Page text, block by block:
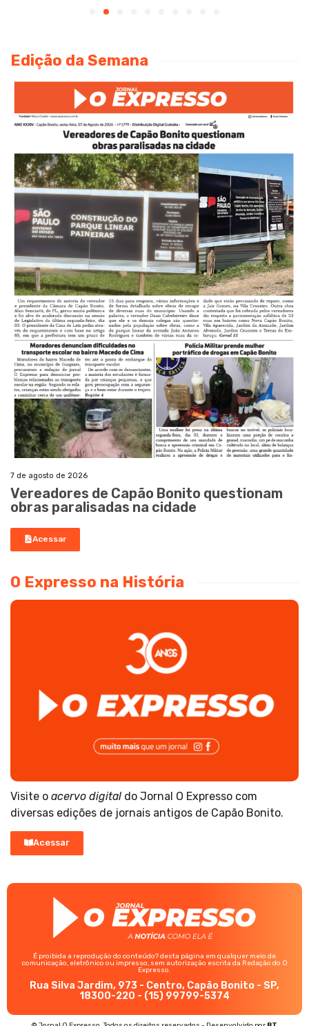
Edição da Semana
7 de agosto de 2026
Vereadores de Capão Bonito questionam
obras paralisadas na cidade
Acessar
O Expresso na História
Visite o acervo digital do Jornal O Expresso com
diversas edições de jornais antigos de Capão Bonito.
Acessar
É proibida a reprodução do conteúdo? desta página em qualquer meio de
comunicação, eletrônico ou impresso, sem autorização escrita da Redação do O
Expresso.
Rua Silva Jardim, 973 - Centro, Capão Bonito - SP,
18300-220 - (15) 99799-5374